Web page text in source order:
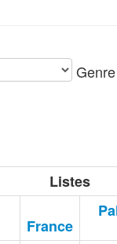
Genre
Listes
France